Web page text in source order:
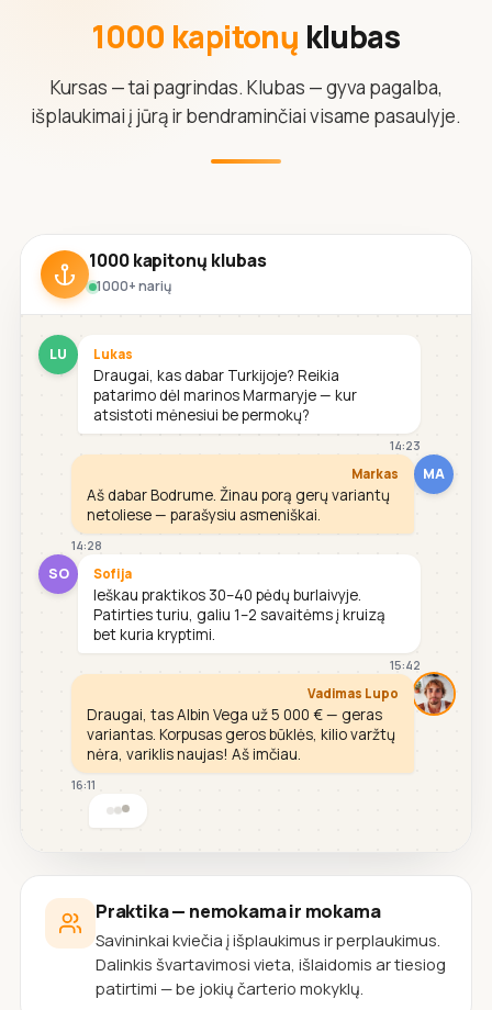
1000 kapitonų klubas
Kursas — tai pagrindas. Klubas — gyva pagalba,
išplaukimai į jūrą ir bendraminčiai visame pasaulyje.
1000 kapitonų klubas
1000+ narių
LU Lukas
Draugai, kas dabar Turkijoje? Reikia
patarimo dėl marinos Marmaryje — kur
atsistoti mėnesiui be permokų?
14:23
MA
Markas
Aš dabar Bodrume. Žinau porą gerų variantų
netoliese — parašysiu asmeniškai.
14:28
SO Sofija
Ieškau praktikos 30–40 pėdų burlaivyje.
Patirties turiu, galiu 1–2 savaitėms į kruizą
bet kuria kryptimi.
15:42
Vadimas Lupo
Draugai, tas Albin Vega už 5 000 € — geras
variantas. Korpusas geros būklės, kilio varžtų
nėra, variklis naujas! Aš imčiau.
16:11
Praktika — nemokama ir mokama
Savininkai kviečia į išplaukimus ir perplaukimus.
Dalinkis švartavimosi vieta, išlaidomis ar tiesiog
patirtimi — be jokių čarterio mokyklų.